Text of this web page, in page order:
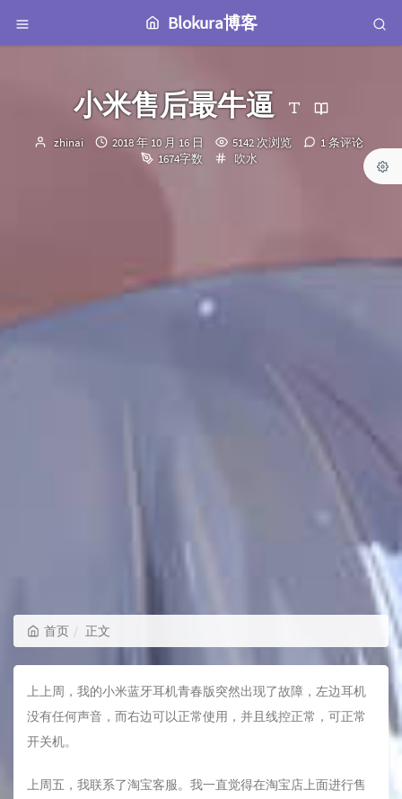
Blokura博客
小米售后最牛逼
博
zhinai
发
2018 年 10 月 16 日 5142 次浏览
1 条评论
1674字数
分
吹水
首页 正文
上上周，我的小米蓝牙耳机青春版突然出现了故障，左边耳机
没有任何声音，而右边可以正常使用，并且线控正常，可正常
开关机。
上周五，我联系了淘宝客服。我一直觉得在淘宝店上面进行售